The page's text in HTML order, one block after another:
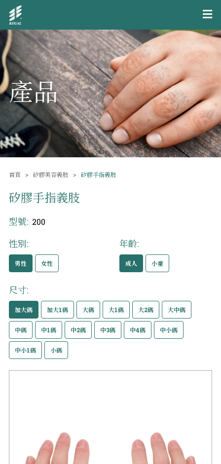
產品
首頁 矽膠美容義肢 矽膠手指義肢
矽膠手指義肢
型號: 200
性別:
男性 女性
年齡:
成人 小童
尺寸:
加大碼 加大1碼 大碼 大1碼 大2碼 大中碼
中碼 中1碼 中2碼 中3碼 中4碼 中小碼
中小1碼 小碼